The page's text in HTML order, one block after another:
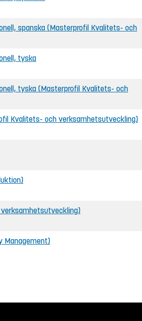
spanska (Masterprofil Kvalitets- och
tyska
tyska (Masterprofil Kvalitets- och
Kvalitets- och verksamhetsutveckling)
Management)